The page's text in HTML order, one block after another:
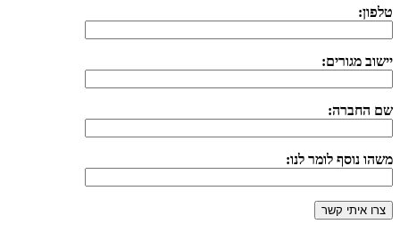
טלפון:
יישוב מגורים:
שם החברה:
משהו נוסף לומר לנו: